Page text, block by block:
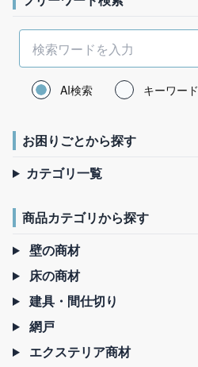
AI検索 キーワード
お困りごとから探す
カテゴリ一覧
商品カテゴリから探す
壁の商材
床の商材
建具・間仕切り
網戸
エクステリア商材